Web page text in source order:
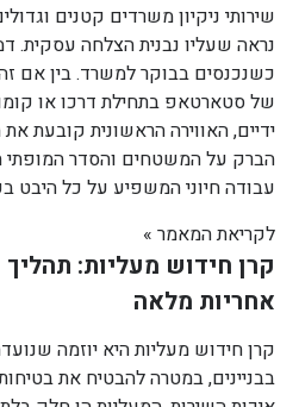
שירותי ניקיון משרדים קטנים
נראה שעליו נבנית הצלחה עסקית.
כשנכנסים בבוקר למשרד. בין אם
של סטארטאפ בתחילת דרכו או
ידיים, האווירה הראשונית קובעת את
הברק על המשטחים והסדר המופתי
עבודה חיוני המשפיע על כל היבט
לקריאת המאמר »
קרן חידוש מעליות:
אחריות מלאה
קרן חידוש מעליות היא יוזמה
בבניינים, במטרה להבטיח את